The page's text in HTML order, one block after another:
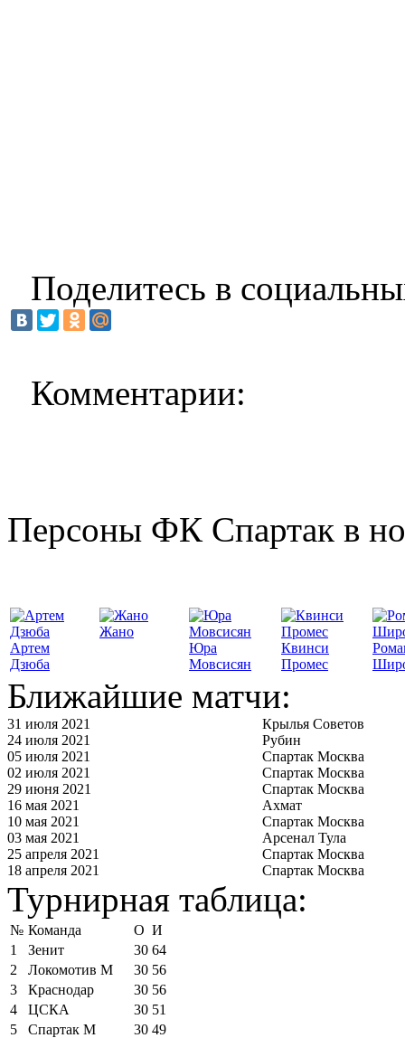
Поделитесь в
Комментарии:
Персоны ФК Спартак в
Артем
Дзюба
Жано
Юра
Мовсисян
Квинси
Промес
Ближайшие матчи:
31 июля 2021
Крылья Советов
24 июля 2021
Рубин
05 июля 2021
Спартак Москва
02 июля 2021
Спартак Москва
29 июня 2021
Спартак Москва
16 мая 2021
Ахмат
10 мая 2021
Спартак Москва
03 мая 2021
Арсенал Тула
25 апреля 2021
Спартак Москва
18 апреля 2021
Спартак Москва
Турнирная таблица:
№ Команда О И
1
Зенит 30 64
2
Локомотив М 30 56
3
Краснодар 30 56
4
ЦСКА 30 51
5
Спартак М 30 49